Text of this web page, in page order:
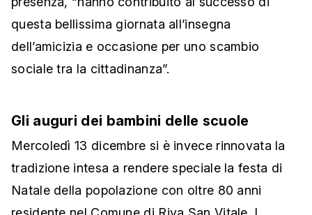
questa bellissima giornata all’insegna
dell’amicizia e occasione per uno scambio
sociale tra la cittadinanza”.
Gli auguri dei bambini delle scuole
Mercoledì 13 dicembre si è invece rinnovata la
tradizione intesa a rendere speciale la festa di
Natale della popolazione con oltre 80 anni